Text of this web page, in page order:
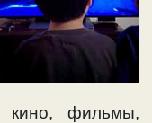
кино, фильмы,